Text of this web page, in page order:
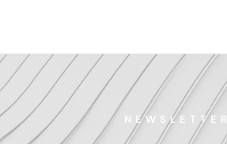
NEWSLETTER